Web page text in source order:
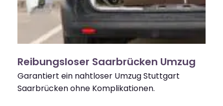
Reibungsloser Saarbrücken Umzug
Garantiert ein nahtloser Umzug Stuttgart
Saarbrücken ohne Komplikationen.